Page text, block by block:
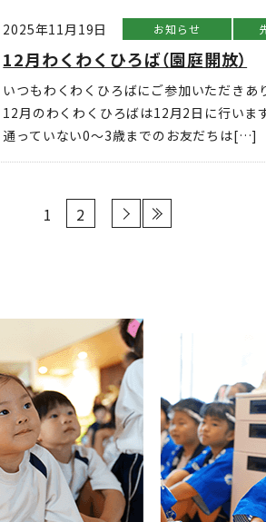
2025年11月19日 お知らせ
12月わくわくひろば（園庭開放）
いつもわくわくひろばにご参加いただきあ
12月のわくわくひろばは12月2日に行いま
通っていない0～3歳までのお友だちは[…]
1 2 › »